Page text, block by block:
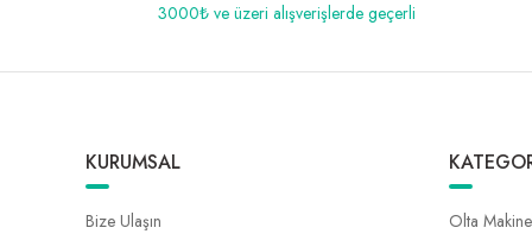
3000₺ ve üzeri alışverişlerde geçerli
KURUMSAL
Bize Ulaşın
Olta